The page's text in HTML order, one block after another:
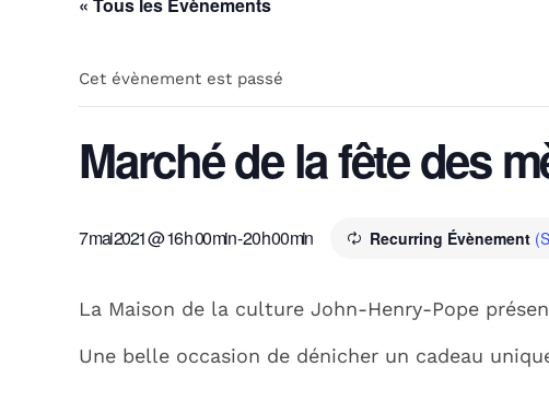
Cet évènement est passé
Marché de la fête des
7 mai 2021 @ 16 h 00 min-20 h 00 min Recurring Évènement
La Maison de la culture John-Henry-Pope
Une belle occasion de dénicher un cadeau